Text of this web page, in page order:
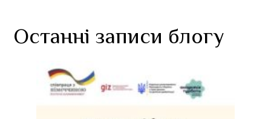
Останні записи блогу